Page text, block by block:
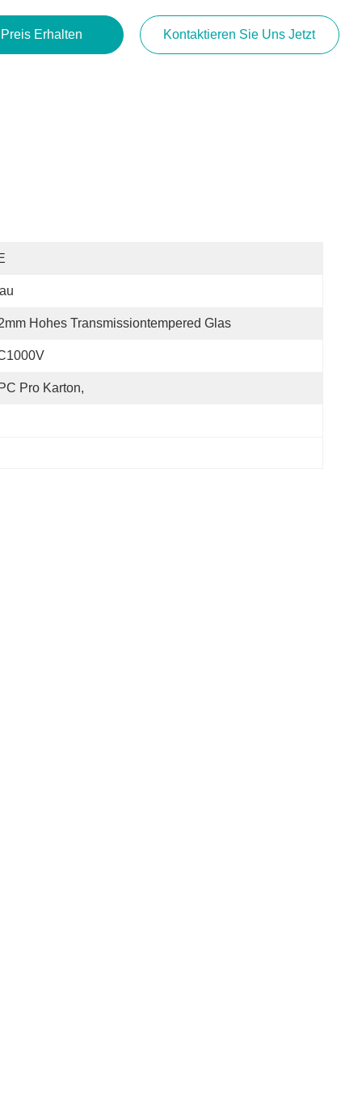
Erhalten Kontaktieren Sie Uns Jetzt
Hohes Transmissiontempered Glas
Pro Karton,